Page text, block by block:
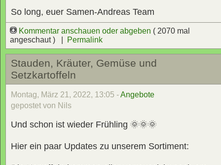
So long, euer Samen-Andreas Team
Kommentar anschauen oder abgeben ( 2070 mal
angeschaut ) |
Permalink
Stauden, Kräuter, Gemüse und
Setzkartoffeln
Montag, März 21, 2022, 13:05 -Angebote
gepostet von Nils
Und schon ist wieder Frühling 🌞🌞🌞
Hier ein paar Updates zu unserem Sortiment: